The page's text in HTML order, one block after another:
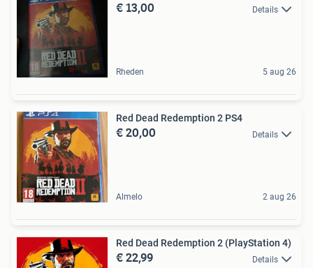
€ 13,00 Details
Rheden 5 aug 26
Red Dead Redemption 2 PS4
€ 20,00 Details
Almelo 2 aug 26
Red Dead Redemption 2 (PlayStation 4)
€ 22,99 Details